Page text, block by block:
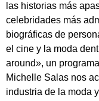
las historias más
celebridades más
biográficas de
el cine y la moda
around», un
Michelle Salas nos
industria de la moda